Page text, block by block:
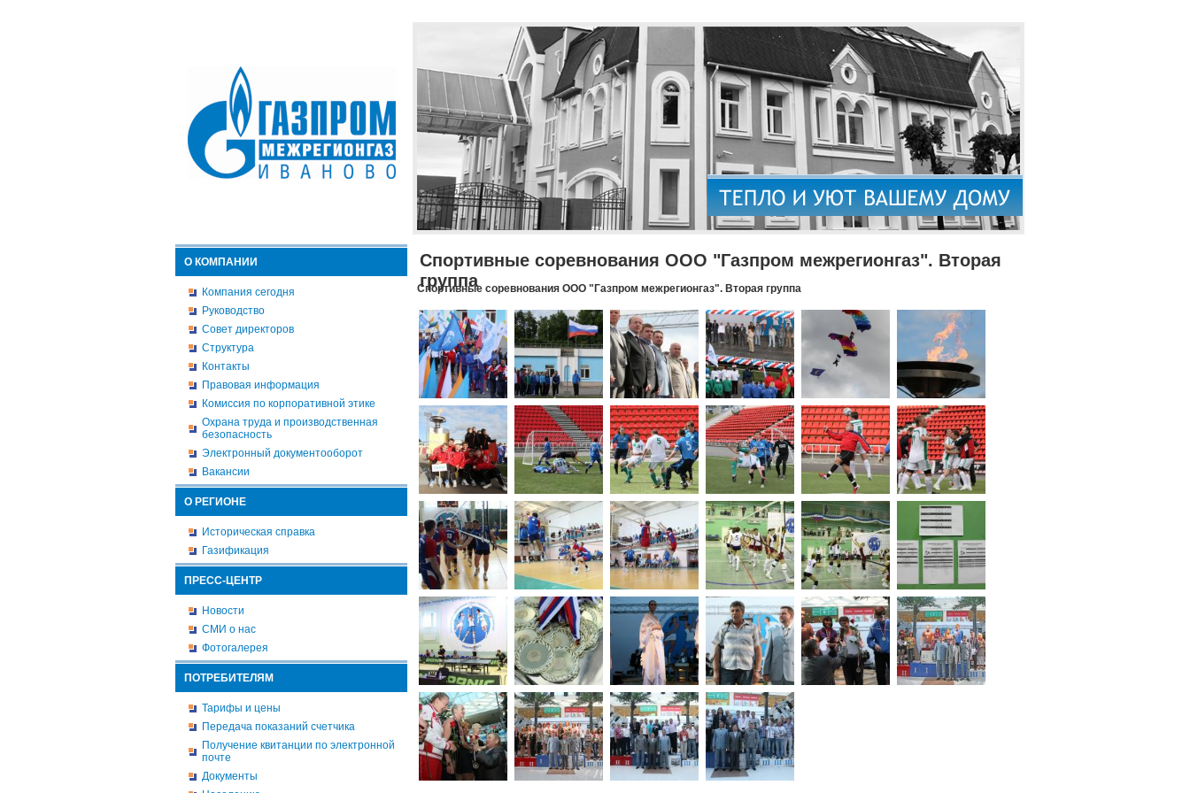
О КОМПАНИИ
Компания сегодня
Руководство
Совет директоров
Структура
Контакты
Правовая информация
Комиссия по корпоративной этике
Охрана труда и производственная
безопасность
Электронный документооборот
Вакансии
О РЕГИОНЕ
Историческая справка
Газификация
ПРЕСС-ЦЕНТР
Новости
СМИ о нас
Фотогалерея
ПОТРЕБИТЕЛЯМ
Тарифы и цены
Передача показаний счетчика
Получение квитанции по электронной
почте
Документы
Спортивные соревнования ООО "Газпром межрегионгаз". Вторая
группа
Спортивные соревнования ООО "Газпром межрегионгаз". Вторая группа